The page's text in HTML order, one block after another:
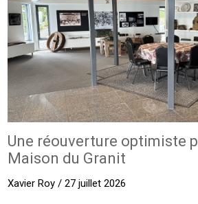
Une réouverture optimiste
Maison du Granit
Xavier Roy / 27 juillet 2026